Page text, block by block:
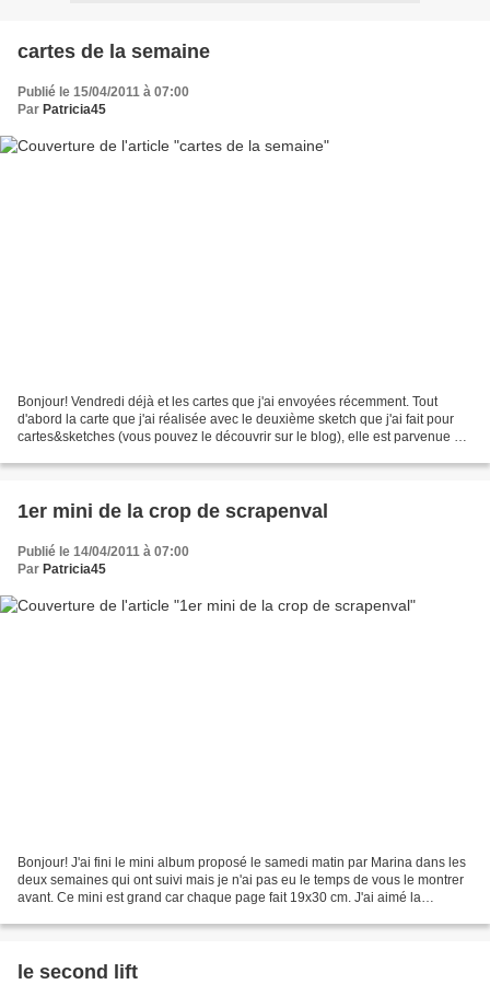
cartes de la semaine
Publié le 15/04/2011 à 07:00
Par Patricia45
Bonjour! Vendredi déjà et les cartes que j'ai envoyées récemment. Tout
d'abord la carte que j'ai réalisée avec le deuxième sketch que j'ai fait pour
cartes&sketches (vous pouvez le découvrir sur le blog), elle est parvenue à
1er mini de la crop de scrapenval
Publié le 14/04/2011 à 07:00
Par Patricia45
Bonjour! J'ai fini le mini album proposé le samedi matin par Marina dans les
deux semaines qui ont suivi mais je n'ai pas eu le temps de vous le montrer
avant. Ce mini est grand car chaque page fait 19x30 cm. J'ai aimé la
le second lift